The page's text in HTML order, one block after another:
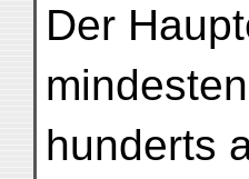
Der
hunderts